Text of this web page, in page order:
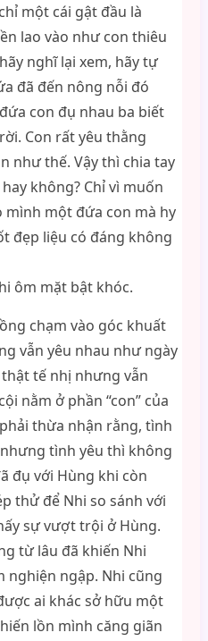
một cái gật đầu là
lao vào như con thiêu
nghĩ lại xem, hãy tự
đã đến nông nỗi đó
con đụ nhau ba biết
Con rất yêu thằng
như thế. Vậy thì chia tay
không? Chỉ vì muốn
một đứa con mà hy
đẹp liệu có đáng không
ôm mặt bật khóc.
chạm vào góc khuất
vẫn yêu nhau như ngày
tế nhị nhưng vẫn
nằm ở phần “con” của
thừa nhận rằng, tình
tình yêu thì không
đụ với Hùng khi còn
thử để Nhi so sánh với
sự vượt trội ở Hùng.
từ lâu đã khiến Nhi
ngập. Nhi cũng
ai khác sở hữu một
lồn mình căng giãn